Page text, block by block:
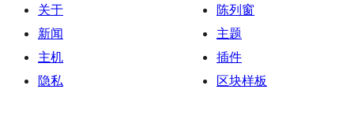
关于
新闻
主机
隐私
陈列窗
主题
插件
区块样板